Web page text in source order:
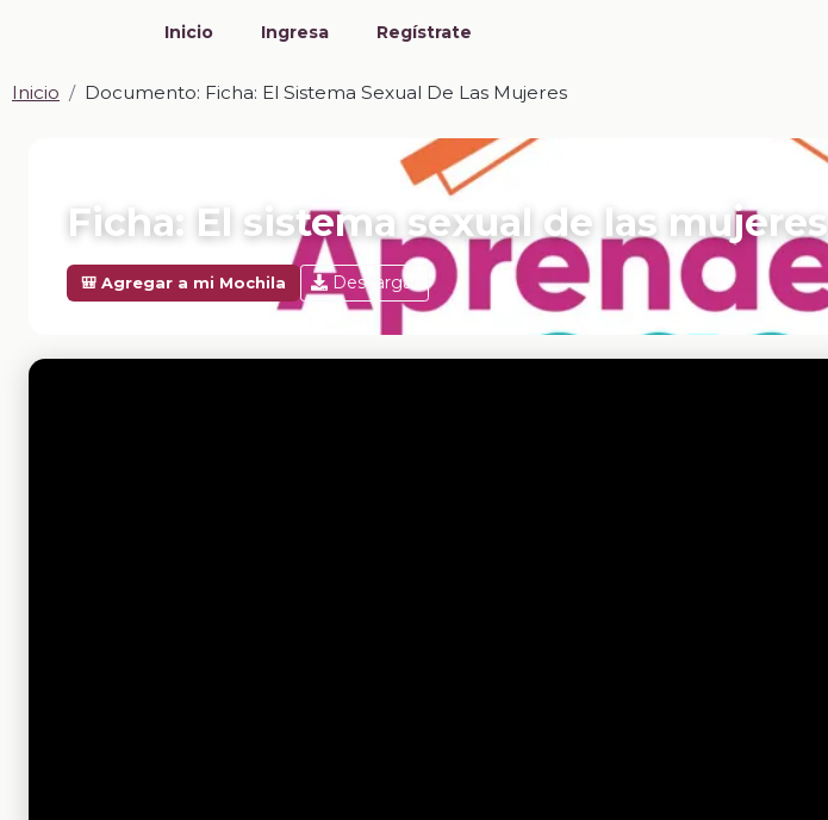
Inicio Ingresa Regístrate
Inicio Documento: Ficha: El Sistema Sexual De Las Mujeres
Ficha: El sistema sexual de las mujeres
🎒 Agregar a mi Mochila Descargar